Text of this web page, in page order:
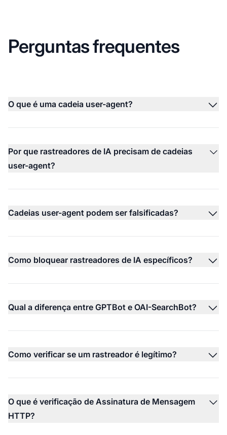
Perguntas frequentes
O que é uma cadeia user-agent?
Por que rastreadores de IA precisam de cadeias
user-agent?
Cadeias user-agent podem ser falsificadas?
Como bloquear rastreadores de IA específicos?
Qual a diferença entre GPTBot e OAI-SearchBot?
Como verificar se um rastreador é legítimo?
O que é verificação de Assinatura de Mensagem
HTTP?